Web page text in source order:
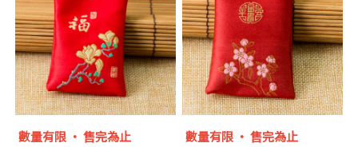
數量有限 ‧ 售完為止
數量有限 ‧ 售完為止